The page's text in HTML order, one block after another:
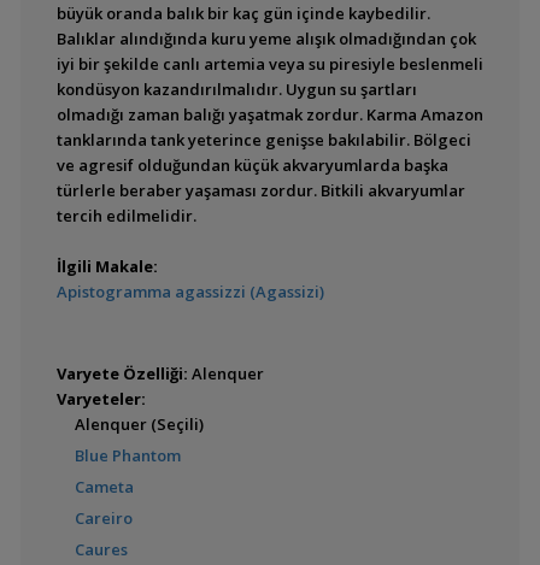
Astronotus crassipinnis
Astronotus ocellatus
australis (Basketmouth)
büyük oranda balık bir kaç gün içinde kaybedilir.
Balıklar alındığında kuru yeme alışık olmadığından çok
iyi bir şekilde canlı artemia veya su piresiyle beslenmeli
kondüsyon kazandırılmalıdır. Uygun su şartları
olmadığı zaman balığı yaşatmak zordur. Karma Amazon
tanklarında tank yeterince genişse bakılabilir. Bölgeci
ve agresif olduğundan küçük akvaryumlarda başka
türlerle beraber yaşaması zordur. Bitkili akvaryumlar
tercih edilmelidir.
İlgili Makale:
Apistogramma agassizzi (Agassizi)
Varyete Özelliği: Alenquer
Varyeteler:
Alenquer (Seçili)
Blue Phantom
Cameta
Careiro
Caures